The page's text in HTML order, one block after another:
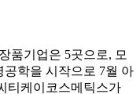
품기업은 5곳으로, 모
학을 시작으로 7월 아
티케이코스메틱스가